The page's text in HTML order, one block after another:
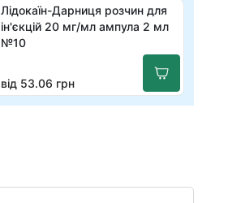
Лідокаїн-Дарниця розчин для
ін'єкцій 20 мг/мл ампула 2 мл
№10
від 53.06 грн